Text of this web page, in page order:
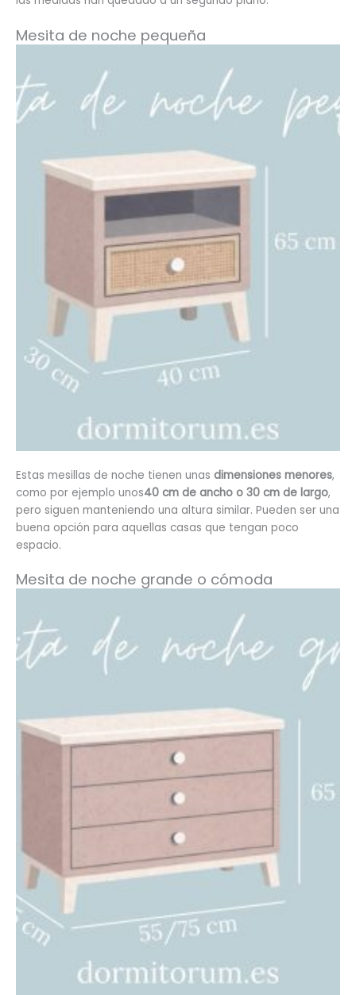
Mesita de noche pequeña
Estas mesillas de noche tienen unas dimensiones menores,
como por ejemplo unos40 cm de ancho o 30 cm de largo,
pero siguen manteniendo una altura similar. Pueden ser una
buena opción para aquellas casas que tengan poco
espacio.
Mesita de noche grande o cómoda